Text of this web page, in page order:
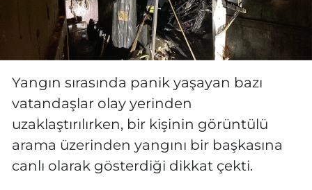
Yangın sırasında panik yaşayan bazı
vatandaşlar olay yerinden
uzaklaştırılırken, bir kişinin görüntülü
arama üzerinden yangını bir başkasına
canlı olarak gösterdiği dikkat çekti.